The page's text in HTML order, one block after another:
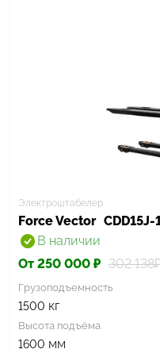
Электроштабелер
Force Vector
В наличии
От 250 000 ₽ 302
Грузоподъемность
1500 кг
Высота подъёма
1600 мм